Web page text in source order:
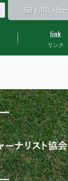
お問い合
リンク
link